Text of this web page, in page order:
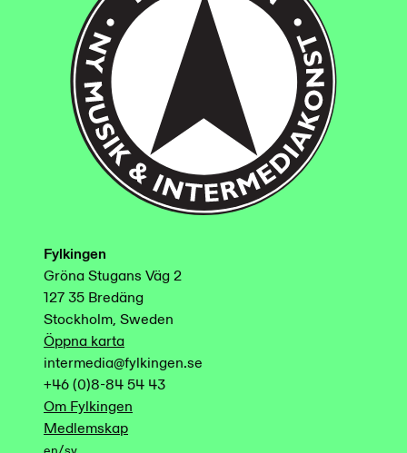
Fylkingen
Gröna Stugans Väg 2
127 35 Bredäng
Stockholm, Sweden
Öppna karta
intermedia@fylkingen.se
+46 (0)8-84 54 43
Om Fylkingen
Medlemskap